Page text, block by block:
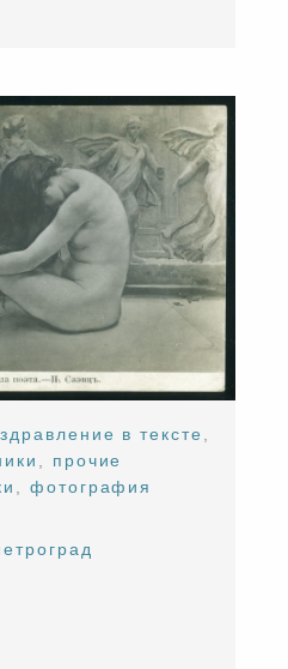
в тексте ,
, прочие
, фотография